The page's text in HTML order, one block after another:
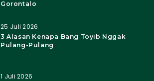
Gorontalo
25 Juli 2026
3 Alasan Kenapa Bang Toyib Nggak
Pulang-Pulang
1 Juli 2026